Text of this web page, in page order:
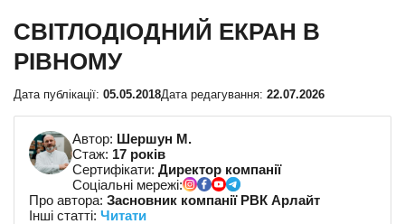
СВІТЛОДІОДНИЙ ЕКРАН В
РІВНОМУ
Дата публікації: 05.05.2018Дата редагування: 22.07.2026
Автор: Шершун М.
Стаж: 17 років
Сертифікати: Директор компанії
Соціальні мережі:
Про автора: Засновник компанії РВК Арлайт
Інші статті: Читати